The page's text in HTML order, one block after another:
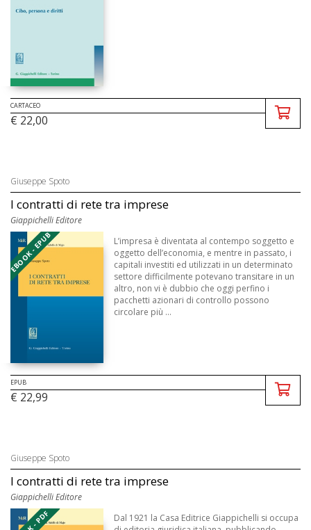
CARTACEO
€ 22,00
Giuseppe Spoto
I contratti di rete tra imprese
Giappichelli Editore
EBOOK - EPUB
L’impresa è diventata al contempo soggetto e
oggetto dell’economia, e mentre in passato, i
capitali investiti ed utilizzati in un determinato
settore difficilmente potevano transitare in un
altro, non vi è dubbio che oggi perfino i
pacchetti azionari di controllo possono
circolare più ...
EPUB
€ 22,99
Giuseppe Spoto
I contratti di rete tra imprese
Giappichelli Editore
Dal 1921 la Casa Editrice Giappichelli si occupa